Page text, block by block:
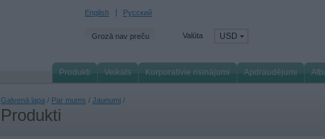
English Русский
Grozā nav preču Valūta USD
Produkti Veikals Korporatīvie risinājumi Apdraudējumi
Galvenā lapa / Par mums / Jaunumi /
Produkti